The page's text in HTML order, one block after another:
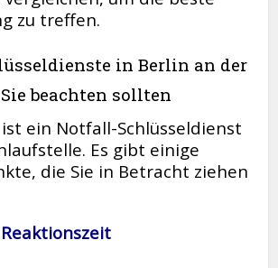
zu treffen.
in Berlin an der
beachten sollten
ein Notfall-Schlüsseldienst
Es gibt einige
die Sie in Betracht ziehen